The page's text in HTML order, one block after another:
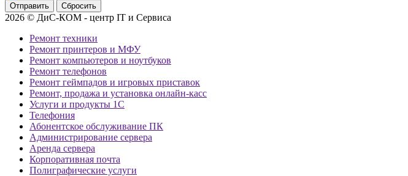
Сбросить
2026 © ДиС-КОМ - центр IT и Сервиса
Ремонт техники
Ремонт принтеров и МФУ
Ремонт компьютеров и ноутбуков
Ремонт телефонов
Ремонт геймпадов и игровых приставок
Ремонт, продажа и установка онлайн-касс
Услуги и продукты 1С
Телефония
Абонентское обслуживание ПК
Администрирование сервера
Аренда сервера
Корпоративная почта
Полиграфические услуги